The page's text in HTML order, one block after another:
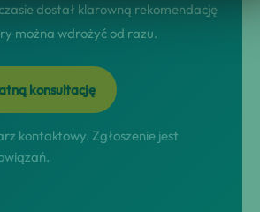
dostał klarowną rekomendację
można wdrożyć od razu.
konsultację
kontaktowy. Zgłoszenie jest